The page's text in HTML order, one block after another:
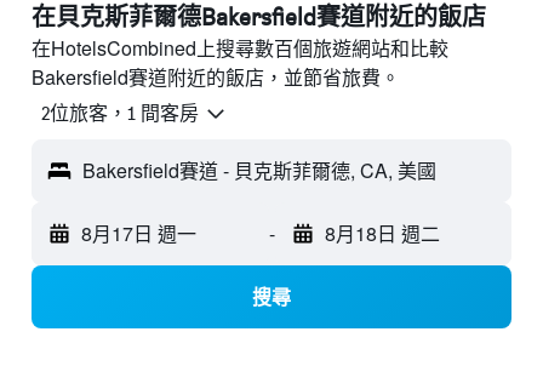
​在貝克斯菲爾德Bakersfield賽道附近​的飯店
在HotelsCombined上搜尋數百個旅遊網站和比較
Bakersfield賽道附近的飯店，並節省旅費。
2位旅客，1 間客房
Bakersfield賽道 - 貝克斯菲爾德, CA, 美國
8月17日 週一 - 8月18日 週二
搜尋